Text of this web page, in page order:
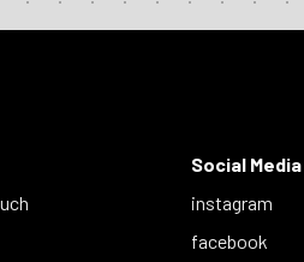
Social Media
instagram
facebook